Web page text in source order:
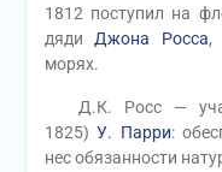
1812 поступил на
дядиДжона Росса,
морях.
Д.К. Росс —
1825)У. Парри:
нес обязанности